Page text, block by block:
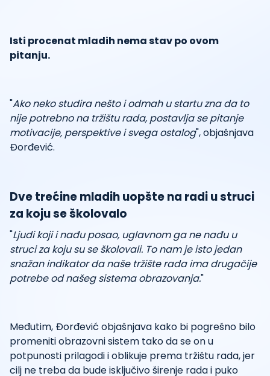
Isti procenat mladih nema stav po ovom
pitanju.
"Ako neko studira nešto i odmah u startu zna da to
nije potrebno na tržištu rada, postavlja se pitanje
motivacije, perspektive i svega ostalog", objašnjava
Đorđević.
Dve trećine mladih uopšte na radi u struci
za koju se školovalo
"Ljudi koji i nađu posao, uglavnom ga ne nađu u
struci za koju su se školovali. To nam je isto jedan
snažan indikator da naše tržište rada ima drugačije
potrebe od našeg sistema obrazovanja."
Međutim, Đorđević objašnjava kako bi pogrešno bilo
promeniti obrazovni sistem tako da se on u
potpunosti prilagodi i oblikuje prema tržištu rada, jer
cilj ne treba da bude isključivo širenje rada i puko